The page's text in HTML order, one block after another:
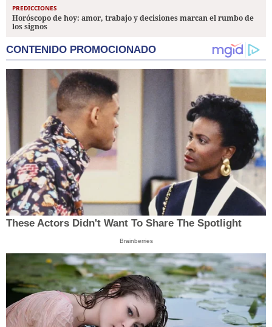
PREDICCIONES
Horóscopo de hoy: amor, trabajo y decisiones marcan el rumbo de
los signos
CONTENIDO PROMOCIONADO
These Actors Didn't Want To Share The Spotlight
Brainberries